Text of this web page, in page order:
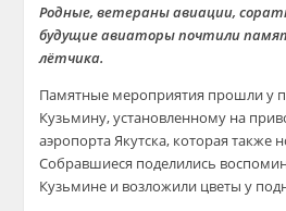
Родные, ветераны авиации,
будущие авиаторы почтили
лётчика.
Памятные мероприятия прошли у
Кузьмину, установленному на
аэропорта Якутска, которая также
Собравшиеся поделились
Кузьмине и возложили цветы у